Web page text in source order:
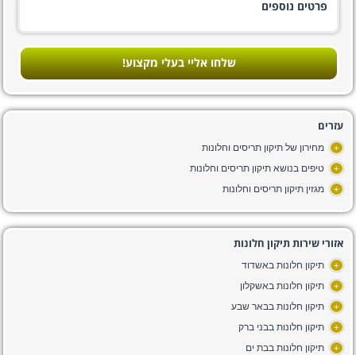
שלחו אליי בעלי מקצוע!
עזרים
+ מחירון של תיקון תריסים וחלונות
+ טיפים בנושא תיקון תריסים וחלונות
+ מגזין תיקון תריסים וחלונות
אזורי שירות תיקון חלונות
+ תיקון חלונות באשדוד
+ תיקון חלונות באשקלון
+ תיקון חלונות בבאר שבע
+ תיקון חלונות בבני ברק
+ תיקון חלונות בבת ים